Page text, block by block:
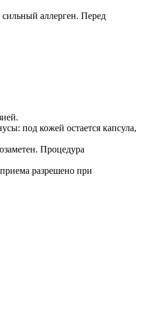
аллерген. Перед
под кожей остается капсула,
Процедура
разрешено при